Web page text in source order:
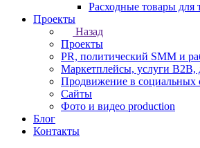
Расходные товары для
Проекты
Назад
Проекты
PR, политический SMM и
Маркетплейсы, услуги B2B,
Продвижение в социальных
Сайты
Фото и видео production
Блог
Контакты